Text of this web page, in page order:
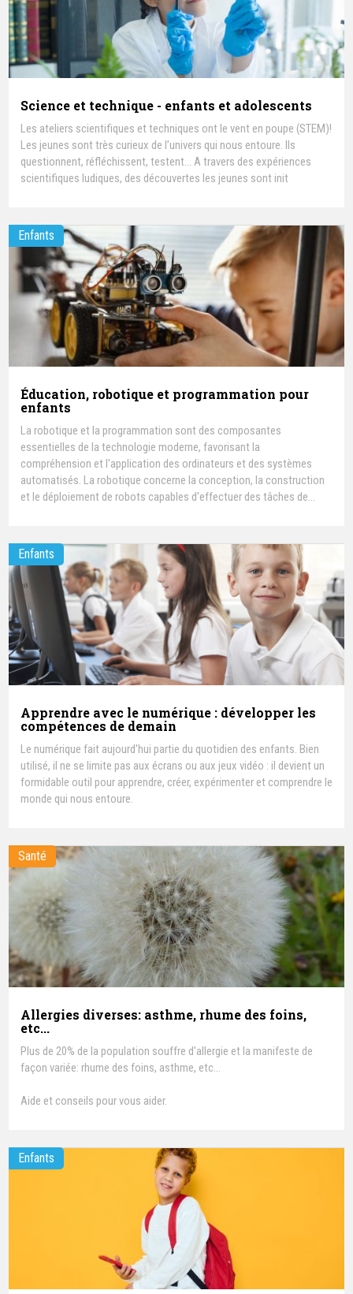
Science et technique - enfants et adolescents
Les ateliers scientifiques et techniques ont le vent en poupe (STEM)!
Les jeunes sont très curieux de l’univers qui nous entoure. Ils
questionnent, réfléchissent, testent... A travers des expériences
scientifiques ludiques, des découvertes les jeunes sont init
Enfants
Éducation, robotique et programmation pour
enfants
La robotique et la programmation sont des composantes
essentielles de la technologie moderne, favorisant la
compréhension et l'application des ordinateurs et des systèmes
automatisés. La robotique concerne la conception, la construction
et le déploiement de robots capables d'effectuer des tâches de
robots et autres systèmes numériques exécutent.
Enfants
Apprendre avec le numérique : développer les
compétences de demain
Le numérique fait aujourd'hui partie du quotidien des enfants. Bien
utilisé, il ne se limite pas aux écrans ou aux jeux vidéo : il devient un
formidable outil pour apprendre, créer, expérimenter et comprendre le
monde qui nous entoure.
Santé
Allergies diverses: asthme, rhume des foins,
etc...
Plus de 20% de la population souffre d'allergie et la manifeste de
façon variée: rhume des foins, asthme, etc...
Aide et conseils pour vous aider.
Enfants